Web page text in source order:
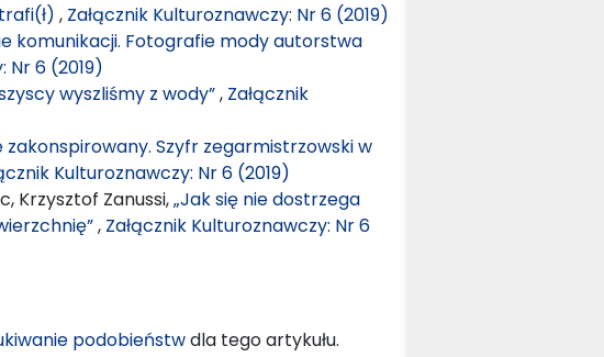
, Załącznik Kulturoznawczy: Nr 6 (2019)
komunikacji. Fotografie mody autorstwa
Nr 6 (2019)
wyszliśmy z wody”, Załącznik
Szyfr zegarmistrzowski w
Kulturoznawczy: Nr 6 (2019)
Krzysztof Zanussi,„Jak się nie dostrzega
, Załącznik Kulturoznawczy: Nr 6
podobieństwdla tego artykułu.